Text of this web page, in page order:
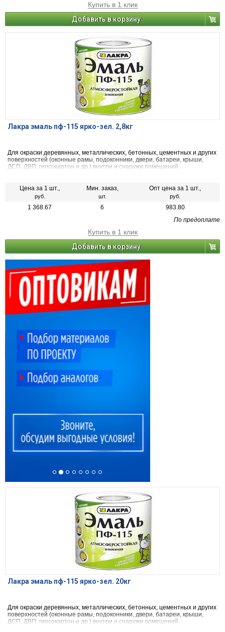
Купить в 1 клик
Добавить в корзину
Лакра эмаль пф-115 ярко-зел. 2,8кг
Для окраски деревянных, металлических, бетонных, цементных и других
поверхностей (оконные рамы, подоконники, двери, батареи, крыши,
ДСП, ДВП, гипсокартон и др.) внутри и снаружи помещений.
Цена за 1 шт.,
руб.
Мин. заказ,
шт.
Опт цена за 1 шт.,
руб.
1 368.67 6
983.80
По предоплате
Купить в 1 клик
Добавить в корзину
Лакра эмаль пф-115 ярко-зел. 20кг
Для окраски деревянных, металлических, бетонных, цементных и других
поверхностей (оконные рамы, подоконники, двери, батареи, крыши,
ДСП, ДВП, гипсокартон и др.) внутри и снаружи помещений.